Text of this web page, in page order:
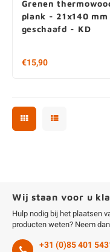
Grenen
plank - 21x140 mm
geschaafd - KD
€15,90
Wij staan voor u
Hulp nodig bij het plaatsen
producten weten? Neem
+31 (0)85 401